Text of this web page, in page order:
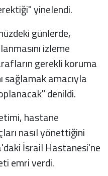
yinelendi.
günlerde,
izleme
gerekli koruma
sağlamak amacıyla
denildi.
hastane
nasıl yönettiğini
İsrail Hastanesi'ne
emri verdi.